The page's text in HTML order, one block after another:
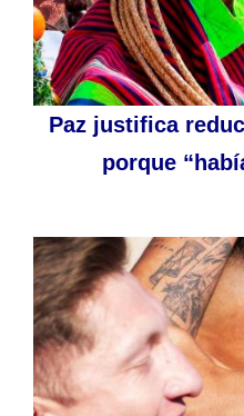
Paz justifica
porque